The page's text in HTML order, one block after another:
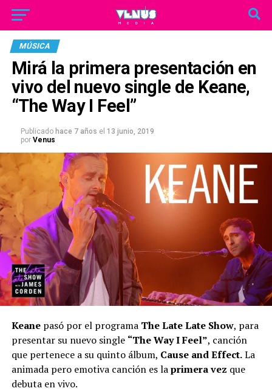
MÚSICA
Mirá la primera presentación en
vivo del nuevo single de Keane,
“The Way I Feel”
Publicado hace 7 años el 13 junio, 2019
por Venus
Keanepasó por el programa The Late Late Show, para
presentar su nuevo single “The Way I Feel”, canción
que pertenece a su quinto álbum, Cause and Effect.La
animada pero emotiva canción es laprimera vez que
debuta en vivo.